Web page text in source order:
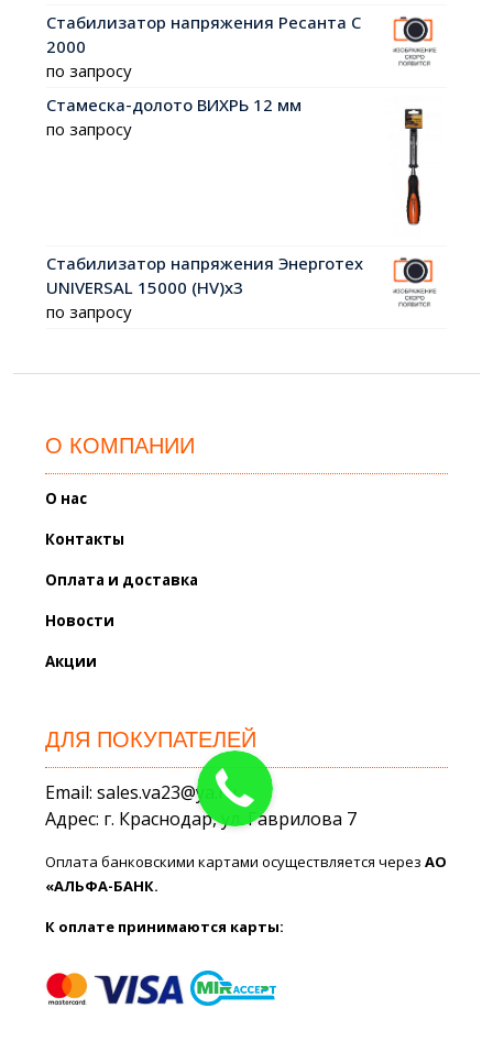
Стабилизатор напряжения Ресанта С
2000
по запросу
Стамеска-долото ВИХРЬ 12 мм
по запросу
Стабилизатор напряжения Энерготех
UNIVERSAL 15000 (HV)х3
по запросу
О КОМПАНИИ
О нас
Контакты
Оплата и доставка
Новости
Акции
ДЛЯ ПОКУПАТЕЛЕЙ
Email: sales.va23@ya.ru
Адрес: г. Краснодар, ул. Гаврилова 7
Оплата банковскими картами осуществляется черезАО
«АЛЬФА-БАНК.
К оплате принимаются карты: